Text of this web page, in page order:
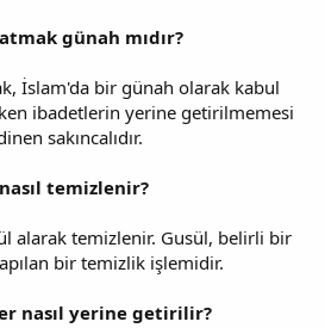
günah mıdır?
İslam'da bir günah olarak kabul
ibadetlerin yerine getirilmemesi
sakıncalıdır.
temizlenir?
alarak temizlenir. Gusül, belirli bir
bir temizlik işlemidir.
nasıl yerine getirilir?